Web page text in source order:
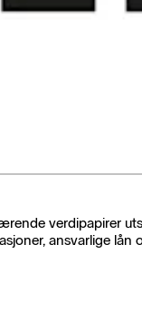
verdipapirer
ansvarlige